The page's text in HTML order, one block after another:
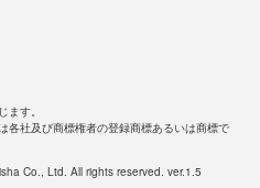
す。
各社及び商標権者の登録商標あるいは商標で
Co., Ltd. All rights reserved. ver.1.5